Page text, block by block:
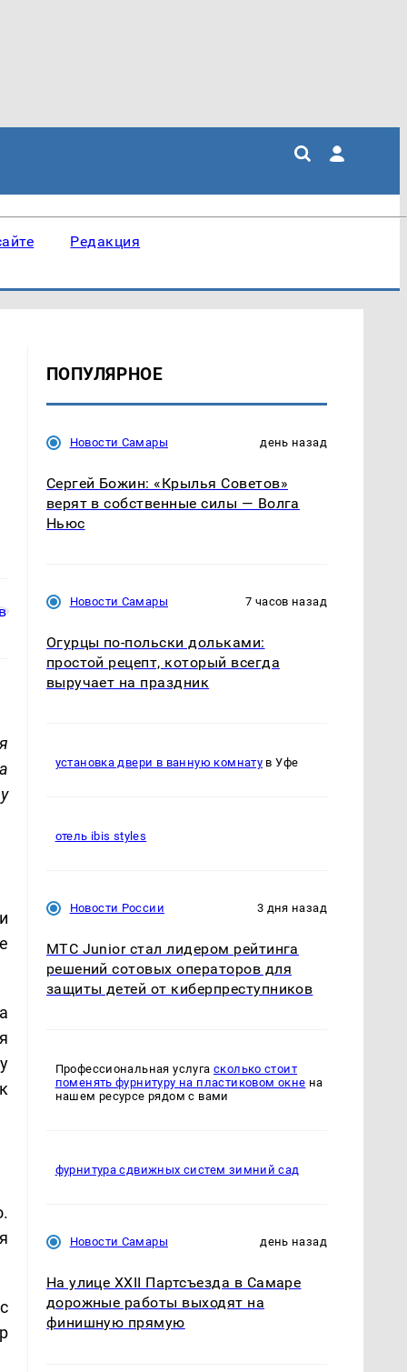
Редакция
ПОПУЛЯРНОЕ
Новости Самары день назад
Сергей Божин: «Крылья Советов»
верят в собственные силы — Волга
Ньюс
Новости Самары 7 часов назад
Огурцы по‑польски дольками:
простой рецепт, который всегда
выручает на праздник
установка двери в ванную комнату в Уфе
отель ibis styles
Новости России 3 дня назад
МТС Junior стал лидером рейтинга
решений сотовых операторов для
защиты детей от киберпреступников
Профессиональная услуга сколько стоит
поменять фурнитуру на пластиковом окне на
нашем ресурсе рядом с вами
фурнитура сдвижных систем зимний сад
Новости Самары день назад
На улице XXII Партсъезда в Самаре
дорожные работы выходят на
финишную прямую